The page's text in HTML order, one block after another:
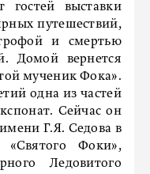
гостей выставки
путешествий,
и смертью
Домой вернется
мученик Фока».
одна из частей
Сейчас он
Г.Я. Седова в
Фоки»,
Ледовитого